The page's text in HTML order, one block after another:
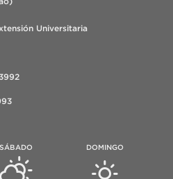
Universitaria
SÁBADO DOMINGO